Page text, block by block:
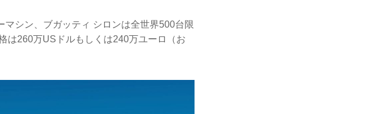
シン、ブガッティ シロンは全世界500台限
は260万USドルもしくは240万ユーロ（お